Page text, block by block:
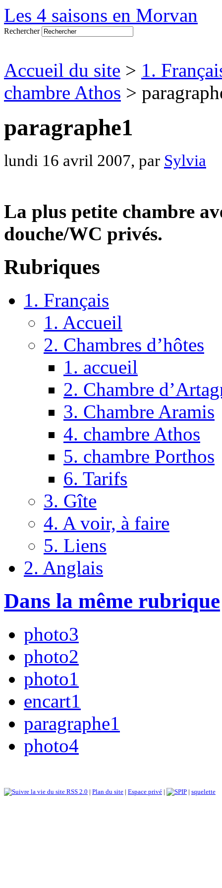
Les 4 saisons en Morvan
Rechercher
Accueil du site > 1.
chambre Athos >
paragraphe1
lundi 16 avril 2007, par Sylvia
La plus petite chambre
douche/WC privés.
Rubriques
1. Français
1. Accueil
2. Chambres d’hôtes
1. accueil
2. Chambre
3. Chambre Aramis
4. chambre Athos
5. chambre Porthos
6. Tarifs
3. Gîte
4. A voir, à faire
5. Liens
2. Anglais
Dans la même rubrique
photo3
photo2
photo1
encart1
paragraphe1
photo4
RSS 2.0 | Plan du site | Espace privé | | squelette